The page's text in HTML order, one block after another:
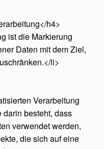
h4>
ist die Markierung
Daten mit dem Ziel,
li>
Verarbeitung
besteht, dass
verwendet werden,
die sich auf eine